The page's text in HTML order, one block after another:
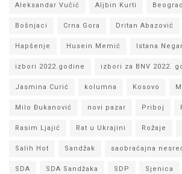
Aleksandar Vučić Aljbin Kurti Beograd
Bošnjaci Crna Gora Dritan Abazović
Hapšenje Husein Memić Istana
izbori 2022.godine izbori za BNV 2022.
Jasmina Curić kolumna Kosovo
Milo Đukanović novi pazar Priboj
Rasim Ljajić Rat u Ukrajini Rožaje
Salih Hot Sandžak saobraćajna
SDA SDA Sandžaka SDP Sjenica